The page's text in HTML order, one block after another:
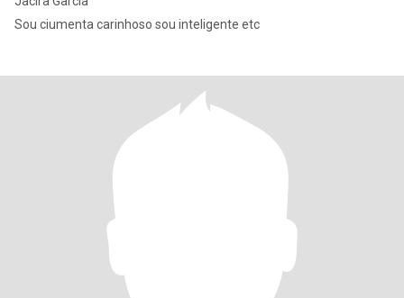
Sou ciumenta carinhoso sou inteligente etc